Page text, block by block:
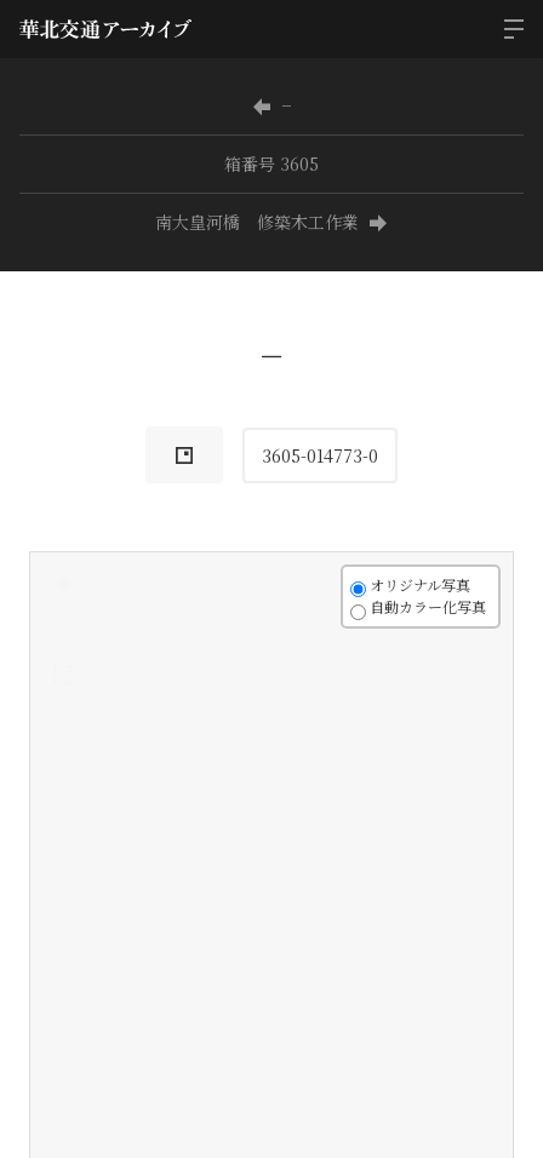
−
箱番号 3605
南大皇河橋 修築木工作業
−
3605-014773-0
オリジナル写真
自動カラー化写真